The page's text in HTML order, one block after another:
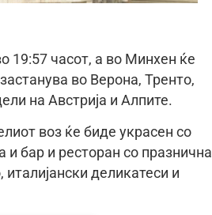
19:57 часот, а во Минхен ќе
во Верона, Тренто,
на Австрија и Алпите.
воз ќе биде украсен со
бар и ресторан со празнична
деликатеси и